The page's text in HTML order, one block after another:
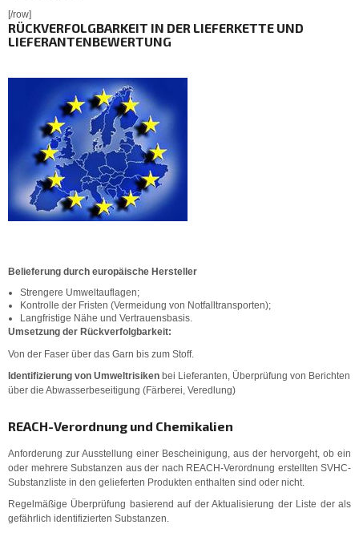
[/row]
RÜCKVERFOLGBARKEIT IN DER LIEFERKETTE UND
LIEFERANTENBEWERTUNG
Belieferung durch europäische Hersteller
Strengere Umweltauflagen;
Kontrolle der Fristen (Vermeidung von Notfalltransporten);
Langfristige Nähe und Vertrauensbasis.
Umsetzung der Rückverfolgbarkeit:
Von der Faser über das Garn bis zum Stoff.
Identifizierung von Umweltrisiken bei Lieferanten, Überprüfung von Berichten
über die Abwasserbeseitigung (Färberei, Veredlung)
REACH-Verordnung und Chemikalien
Anforderung zur Ausstellung einer Bescheinigung, aus der hervorgeht, ob ein
oder mehrere Substanzen aus der nach REACH-Verordnung erstellten SVHC-
Substanzliste in den gelieferten Produkten enthalten sind oder nicht.
Regelmäßige Überprüfung basierend auf der Aktualisierung der Liste der als
gefährlich identifizierten Substanzen.